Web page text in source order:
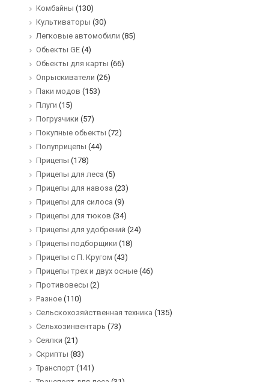
Комбайны (130)
Культиваторы (30)
Легковые автомобили (85)
Обьекты GE (4)
Обьекты для карты (66)
Опрыскиватели (26)
Паки модов (153)
Плуги (15)
Погрузчики (57)
Покупные обьекты (72)
Полуприцепы (44)
Прицепы (178)
Прицепы для леса (5)
Прицепы для навоза (23)
Прицепы для силоса (9)
Прицепы для тюков (34)
Прицепы для удобрений (24)
Прицепы подборщики (18)
Прицепы с П. Кругом (43)
Прицепы трех и двух осные (46)
Противовесы (2)
Разное (110)
Сельскохозяйственная техника (135)
Сельхозинвентарь (73)
Сеялки (21)
Скрипты (83)
Транспорт (141)